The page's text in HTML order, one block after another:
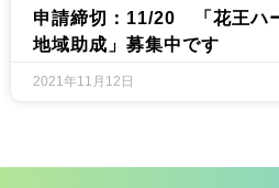
申請締切：11/20 「花王ハ
地域助成」募集中です
2021年11月12日